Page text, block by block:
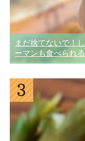
まだ捨てないで！
ーマンも食べられる